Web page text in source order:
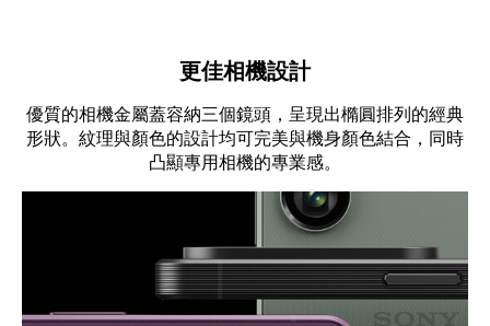
更佳相機設計
優質的相機金屬蓋容納三個鏡頭，呈現出橢圓排列的經典
形狀。紋理與顏色的設計均可完美與機身顏色結合，同時
凸顯專用相機的專業感。